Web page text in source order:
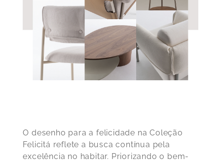
O desenho para a felicidade na Coleção
Felicitá reflete a busca contínua pela
excelência no habitar. Priorizando o bem-